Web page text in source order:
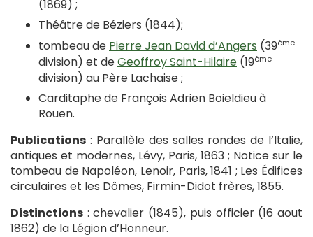
(1869) ;
Théâtre de Béziers (1844);
tombeau de Pierre Jean David d’Angers (39ème
division) et deGeoffroy Saint-Hilaire (19ème
division) au Père Lachaise ;
Carditaphe de François Adrien Boieldieu à
Rouen.
Publications : Parallèle des salles rondes de l’Italie,
antiques et modernes, Lévy, Paris, 1863 ; Notice sur le
tombeau de Napoléon, Lenoir, Paris, 1841 ; Les Édifices
circulaires et les Dômes, Firmin-Didot frères, 1855.
Distinctions : chevalier (1845), puis officier (16 aout
1862) de la Légion d’Honneur.